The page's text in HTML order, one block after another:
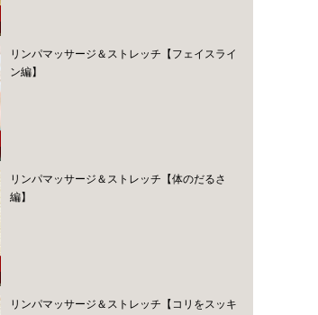
リンパマッサージ＆ストレッチ【フェイスライ
ン編】
リンパマッサージ＆ストレッチ【体のだるさ
編】
リンパマッサージ＆ストレッチ【コリをスッキ